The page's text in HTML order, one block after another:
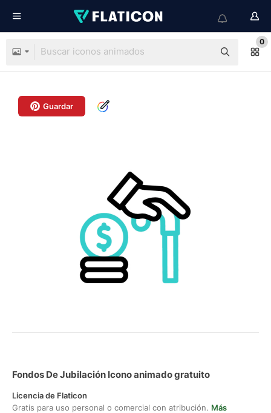
0
Guardar
Fondos De Jubilación Icono animado gratuito
Licencia de Flaticon
Gratis para uso personal o comercial con atribución. Más